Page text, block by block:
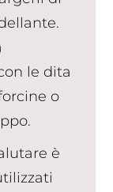
le dita
o
è